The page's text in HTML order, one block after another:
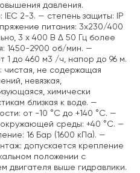
давления.
IEC 2-3. — степень защиты: IP
питания: 3х230/400
3 х 400 В Δ 50 Гц более
1450-2900 об/мин. —
1 до 460 м3 /ч, напор до 96 м.
чистая, не содержащая
невязкая,
химически
близкая к воде. —
от -10 °C до +140 °C. —
среды: +40 °C. —
16 Бар (1600 кПа). —
допускается крепление
положении с
двигателя выше гидравлики.